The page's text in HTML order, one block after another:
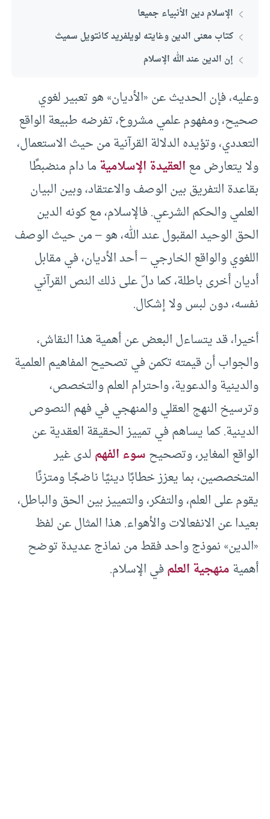
الإسلام دين الأنبياء جميعا
كتاب معنى الدين وغايته لويلفريد كانتويل سميث
إن الدين عند الله الإسلام
وعليه، فإن الحديث عن «الأديان» هو تعبير لغوي
صحيح، ومفهوم علمي مشروع، تفرضه طبيعة الواقع
التعددي، وتؤيده الدلالة القرآنية من حيث الاستعمال،
ولا يتعارض معالعقيدة الإسلاميةما دام منضبطًا
بقاعدة التفريق بين الوصف والاعتقاد، وبين البيان
العلمي والحكم الشرعي. فالإسلام، مع كونه الدين
الحق الوحيد المقبول عند الله، هو – من حيث الوصف
اللغوي والواقع الخارجي – أحد الأديان، في مقابل
أديان أخرى باطلة، كما دلّ على ذلك النص القرآني
نفسه، دون لبس ولا إشكال.
أخيرا، قد يتساءل البعض عن أهمية هذا النقاش،
والجواب أن قيمته تكمن في تصحيح المفاهيم العلمية
والدينية والدعوية، واحترام العلم والتخصص،
وترسيخ النهج العقلي والمنهجي في فهم النصوص
الدينية. كما يساهم في تمييز الحقيقة العقدية عن
الواقع المغاير، وتصحيحسوء الفهملدى غير
المتخصصين، بما يعزز خطابًا دينيًا ناضجًا ومتزنًا
يقوم على العلم، والتفكر، والتمييز بين الحق والباطل،
بعيدا عن الانفعالات والأهواء. هذا المثال عن لفظ
«الدين» نموذج واحد فقط من نماذج عديدة توضح
أهميةمنهجية العلمفي الإسلام.